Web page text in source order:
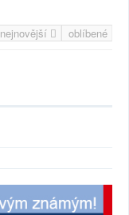
nejnovější oblíbené